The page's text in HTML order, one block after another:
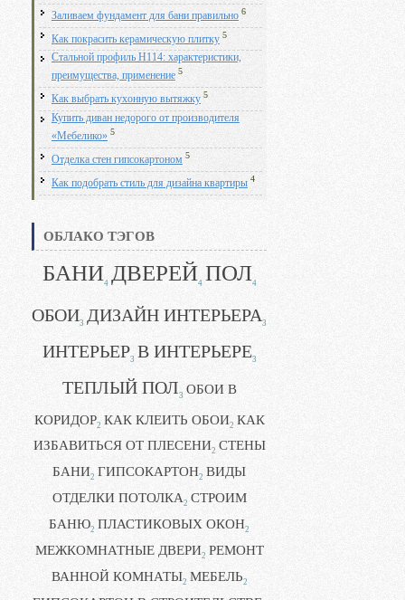
Заливаем фундамент для бани правильно 6
Как покрасить керамическую плитку 5
Стальной профиль Н114: характеристики,
преимущества, применение 5
Как выбрать кухонную вытяжку 5
Купить диван недорого от производителя
«Мебелико» 5
Отделка стен гипсокартоном 5
Как подобрать стиль для дизайна квартиры 4
ОБЛАКО ТЭГОВ
БАНИ4 ДВЕРЕЙ4 ПОЛ4
ОБОИ3 ДИЗАЙН ИНТЕРЬЕРА3
ИНТЕРЬЕР3 В ИНТЕРЬЕРЕ3
ТЕПЛЫЙ ПОЛ3 ОБОИ В
КОРИДОР2 КАК КЛЕИТЬ ОБОИ2 КАК
ИЗБАВИТЬСЯ ОТ ПЛЕСЕНИ2 СТЕНЫ
БАНИ2 ГИПСОКАРТОН2 ВИДЫ
ОТДЕЛКИ ПОТОЛКА2 СТРОИМ
БАНЮ2 ПЛАСТИКОВЫХ ОКОН2
МЕЖКОМНАТНЫЕ ДВЕРИ2 РЕМОНТ
ВАННОЙ КОМНАТЫ2 МЕБЕЛЬ2